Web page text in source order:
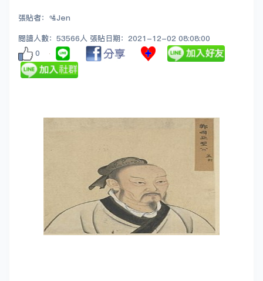
張貼者：🛂Jen
閱讀人數：53566人 張貼日期：2021-12-02 08:08:00
0